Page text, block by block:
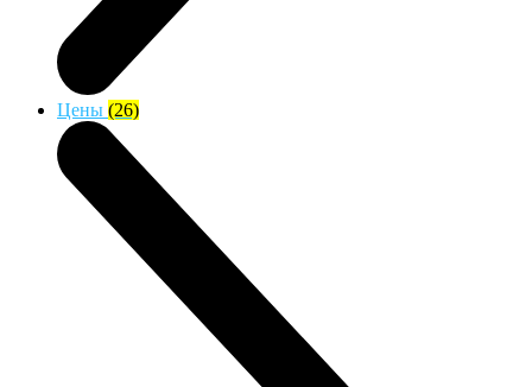
Цены (26)